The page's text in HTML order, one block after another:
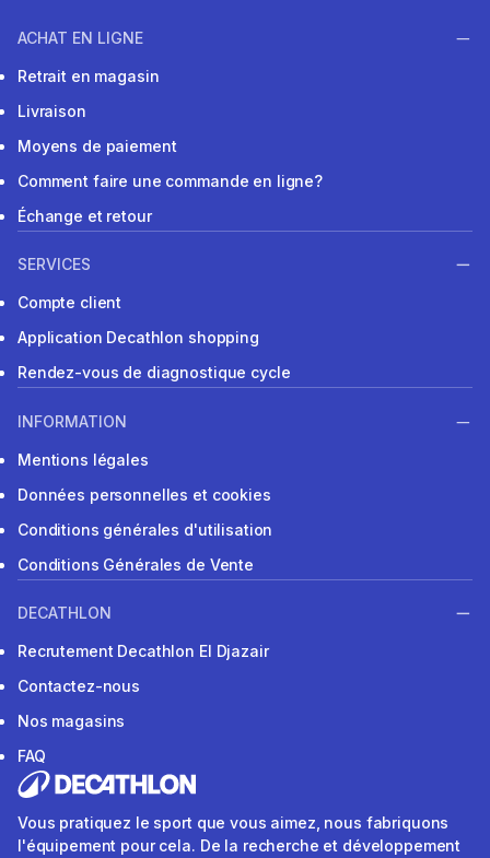
ACHAT EN LIGNE
Retrait en magasin
Livraison
Moyens de paiement
Comment faire une commande en ligne?
Échange et retour
SERVICES
Compte client
Application Decathlon shopping
Rendez-vous de diagnostique cycle
INFORMATION
Mentions légales
Données personnelles et cookies
Conditions générales d'utilisation
Conditions Générales de Vente
DECATHLON
Recrutement Decathlon El Djazair
Contactez-nous
Nos magasins
FAQ
Vous pratiquez le sport que vous aimez, nous fabriquons
l'équipement pour cela. De la recherche et développement